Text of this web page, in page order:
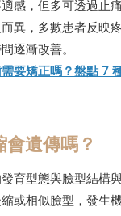
感，但多可透過止
異，多數患者反映
逐漸改善。
要矯正嗎？盤點 7
遺傳嗎？
育型態與臉型結構
或相似臉型，發生